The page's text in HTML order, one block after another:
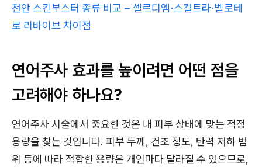
천안 스킨부스터 종류 비교 – 셀르디엠·스컬트라·벨로테
로 리바이브 차이점
연어주사 효과를 높이려면 어떤 점을
고려해야 하나요?
연어주사 시술에서 중요한 것은 내 피부 상태에 맞는 적정
용량을 찾는 것입니다. 피부 두께, 건조 정도, 탄력 저하 범
위 등에 따라 적합한 용량은 개인마다 달라질 수 있으므로,